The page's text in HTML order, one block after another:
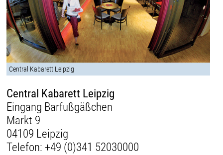
Central Kabarett Leipzig
Central Kabarett Leipzig
Eingang Barfußgäßchen
Markt 9
04109 Leipzig
Telefon: +49 (0)341 52030000